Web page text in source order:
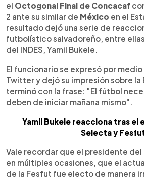
el Octogonal Final de Concacaf
2 ante su similar de México en el
resultado dejó una serie de
futbolístico salvadoreño, entre
del INDES, Yamil Bukele.
El funcionario se expresó por
Twitter y dejó su impresión sobre
terminó con la frase: "El fútbol
deben de iniciar mañana mismo".
Yamil Bukele reacciona tras el
Selecta y
Vale recordar que el presidente del
en múltiples ocasiones, que el
de la Fesfut fue electo de manera